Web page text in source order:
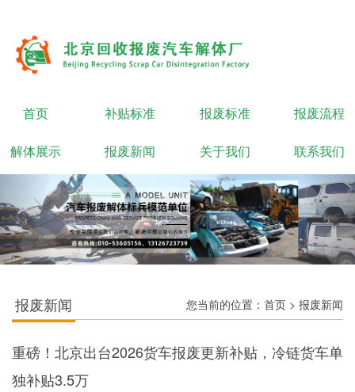
首页 补贴标准 报废标准 报废流程
解体展示 报废新闻 关于我们 联系我们
报废新闻 您当前的位置： 首页 > 报废新闻
重磅！北京出台2026货车报废更新补贴，冷链货车单
独补贴3.5万